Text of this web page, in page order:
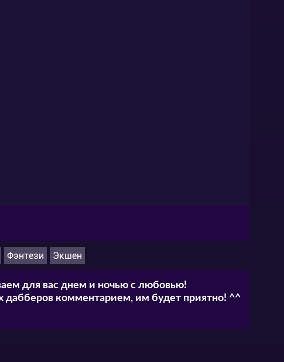
Фэнтези Экшен
для вас днем и ночью с любовью!
дабберов комментарием, им будет приятно! ^^